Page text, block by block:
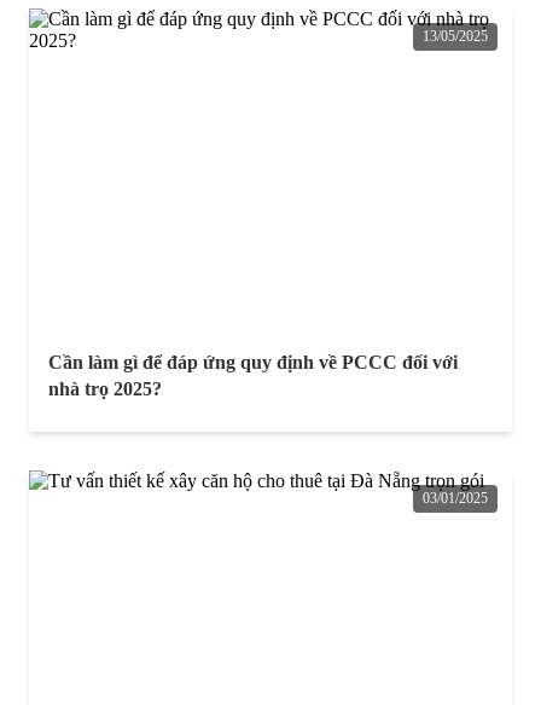
13/05/2025
Cần làm gì để đáp ứng quy định về PCCC đối với
nhà trọ 2025?
03/01/2025